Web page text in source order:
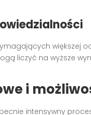
większej
liczyć na wyższe
i
intensywny